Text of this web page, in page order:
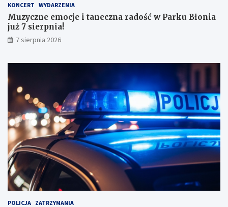
m
i
w
y
k
a
m
KONCERT WYDARZENIA
Muzyczne emocje i taneczna radość w Parku Błonia
już 7 sierpnia!
7 sierpnia 2026
POLICJA ZATRZYMANIA